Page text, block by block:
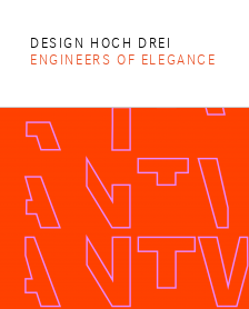
DESIGN HOCH DREI
ENGINEERS OF ELEGANCE